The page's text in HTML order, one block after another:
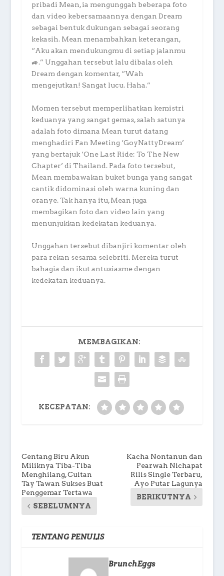
pribadi Mean, ia mengunggah beberapa foto
dan video kebersamaannya dengan Dream
sebagai bentuk dukungan sebagai seorang
kekasih. Mean menambahkan keterangan,
“Aku akan mendukungmu di setiap jalanmu
🚙.” Unggahan tersebut lalu dibalas oleh
Dream dengan komentar, “Wah
mengejutkan! Sangat lucu. Haha.”
Momen tersebut memperlihatkan kemistri
keduanya yang sangat gemas, salah satunya
adalah foto dimana Mean turut datang
menghadiri Fan Meeting ‘GoyNattyDream’
yang bertajuk ‘One Last Ride: To The New
Chapter’ di Thailand. Pada foto tersebut,
Mean membawakan buket bunga yang sangat
cantik didominasi oleh warna kuning dan
oranye. Tak hanya itu, Mean juga
membagikan foto dan video lain yang
menunjukkan kedekatan keduanya.
Unggahan tersebut dibanjiri komentar oleh
para rekan sesama selebriti. Mereka turut
bahagia dan ikut antusiasme dengan
kedekatan keduanya.
MEMBAGIKAN:
KECEPATAN:
Centang Biru Akun
Miliknya Tiba-Tiba
Menghilang, Cuitan
Tay Tawan Sukses Buat
Penggemar Tertawa
SEBELUMNYA
Kacha Nontanun dan
Pearwah Nichapat
Rilis Single Terbaru,
Ayo Putar Lagunya
BERIKUTNYA
TENTANG PENULIS
BrunchEggs